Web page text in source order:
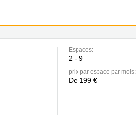
Espaces:
2 - 9
prix par espace par mois:
De 199 €